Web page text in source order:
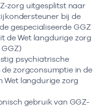
zorg uitgesplitst naar
bij de
gespecialiseerde GGZ
de Wet langdurige zorg
psychiatrische
de zorgconsumptie in de
Wet langdurige zorg
gebruik van GGZ-